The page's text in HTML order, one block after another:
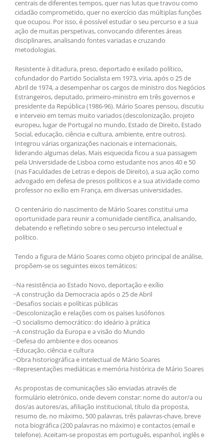
centrais de diferentes tempos, quer nas lutas que travou como
cidadão comprometido, quer no exercício das múltiplas funções
que ocupou. Por isso, é possível estudar o seu percurso e a sua
ação de muitas perspetivas, convocando diferentes áreas
disciplinares, analisando fontes variadas e cruzando
metodologias.
Resistente à ditadura, preso, deportado e exilado político,
cofundador do Partido Socialista em 1973, viria, após o 25 de
Abril de 1974, a desempenhar os cargos de ministro dos Negócios
Estrangeiros, deputado, primeiro-ministro em três governos e
presidente da República (1986-96). Mário Soares pensou, discutiu
e interveio em temas muito variados (descolonização, projeto
europeu, lugar de Portugal no mundo, Estado de Direito, Estado
Social, educação, ciência e cultura, ambiente, entre outros).
Integrou várias organizações nacionais e internacionais,
liderando algumas delas. Mais esquecida ficou a sua passagem
pela Universidade de Lisboa como estudante nos anos 40 e 50
(nas Faculdades de Letras e depois de Direito), a sua ação como
advogado em defesa de presos políticos e a sua atividade como
professor no exílio em França, em diversas universidades.
O centenário do nascimento de Mário Soares constitui uma
oportunidade para reunir a comunidade científica, analisando,
debatendo e refletindo sobre o seu percurso intelectual e
político.
Tendo a figura de Mário Soares como objeto principal de análise,
propõem-se os seguintes eixos temáticos:
̶ Na resistência ao Estado Novo, deportação e exílio
̶ A construção da Democracia após o 25 de Abril
̶ Desafios sociais e políticas públicas
̶ Descolonização e relações com os países lusófonos
̶ O socialismo democrático: do ideário à prática
̶ A construção da Europa e a visão do Mundo
̶ Defesa do ambiente e dos oceanos
̶ Educação, ciência e cultura
̶ Obra historiográfica e intelectual de Mário Soares
̶ Representações mediáticas e memória histórica de Mário Soares
As propostas de comunicações são enviadas através de
formulário eletrónico, onde devem constar: nome do autor/a ou
dos/as autores/as, afiliação institucional, título da proposta,
resumo de, no máximo, 500 palavras, três palavras-chave, breve
nota biográfica (200 palavras no máximo) e contactos (email e
telefone). Aceitam-se propostas em português, espanhol, inglês e